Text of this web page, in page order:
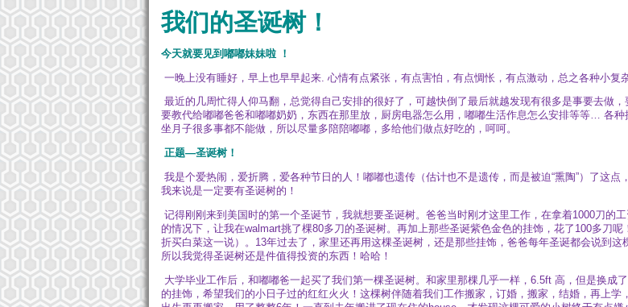
我们的圣诞树！
今天就要见到嘟嘟妹妹啦 ！
一晚上没有睡好，早上也早早起来. 心情有点紧张，有点害怕，有点惆怅，有点激动，总之各种小复
最近的几周忙得人仰马翻，总觉得自己安排的很好了，可越快倒了最后就越发现有很多是事要去做
要教代给嘟嘟爸爸和嘟嘟奶奶，东西在那里放，厨房电器怎么用，嘟嘟生活作息怎么安排等等… 各种
坐月子很多事都不能做，所以尽量多陪陪嘟嘟，多给他们做点好吃的，呵呵。
正题—圣诞树！
我是个爱热闹，爱折腾，爱各种节日的人！嘟嘟也遗传（估计也不是遗传，而是被迫“熏陶”）了这点
我来说是一定要有圣诞树的！
记得刚刚来到美国时的第一个圣诞节，我就想要圣诞树。爸爸当时刚才这里工作，在拿着1000刀的
的情况下，让我在walmart挑了棵80多刀的圣诞树。再加上那些圣诞紫色金色的挂饰，花了100多刀呢
折买白菜这一说）。13年过去了，家里还再用这棵圣诞树，还是那些挂饰，爸爸每年圣诞都会说到这
所以我觉得圣诞树还是件值得投资的东西！哈哈！
大学毕业工作后，和嘟嘟爸一起买了我们第一棵圣诞树。和家里那棵几乎一样，6.5ft 高，但是换成
的挂饰，希望我们的小日子过的红红火火！这棵树伴随着我们工作搬家，订婚，搬家，结婚，再上学